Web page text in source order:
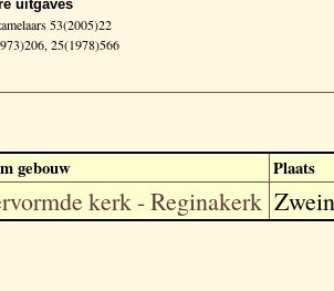
uitgaves
53(2005)22
25(1978)566
gebouw Plaats
kerk - Reginakerk